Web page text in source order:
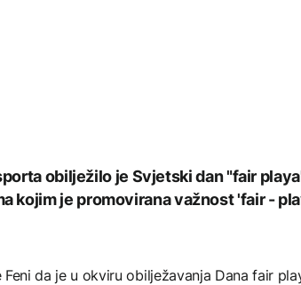
obilježilo je Svjetski dan "fair
kojim je promovirana važnost 'fair -
da je u okviru obilježavanja Dana fair